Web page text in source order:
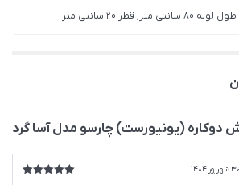
طول لوله 80 سانتی متر, قطر 20 سانتی متر
دوکاره (یونیورست) چارسو مدل آسا گرد
30 شهریور 1404